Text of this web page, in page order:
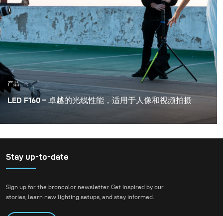
产品
LED F160 – 卓越的光线性能，适用于人像和视频拍摄
LED F160是一款高度通用性的LED灯，具有令人难以置信
获得出色的效果，体验使用broncolor广泛的光效附件，
并学习如何简单地同时可以做得到采访，视频拍摄或人像
Stay up-to-date
Sign up for the broncolor newsletter. Get inspired by our
stories, learn new lighting setups, and stay informed.